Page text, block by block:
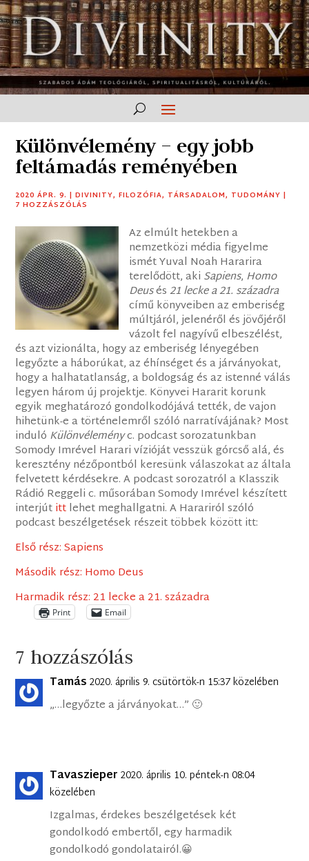
Különvélemény – egy jobb
feltámadás reményében
2020 ÁPR. 9. |DIVINITY,FILOZÓFIA, TÁRSADALOM, TUDOMÁNY |
7 HOZZÁSZÓLÁS
Az elmúlt hetekben a
nemzetközi média figyelme
ismét Yuval Noah Hararira
terelődött, aki Sapiens, Homo
Deusés21 lecke a 21. századra
című könyveiben az emberiség
múltjáról, jelenéről és jövőjéről
vázolt fel nagyívű elbeszélést,
és azt vizionálta, hogy az emberiség lényegében
legyőzte a háborúkat, az éhínséget és a járványokat,
hogy a halhatatlanság, a boldogság és az istenné válás
legyen három új projektje. Könyvei Hararit korunk
egyik meghatározó gondolkodójává tették, de vajon
hihetünk-e a történelemről szóló narratívájának? Most
induló Különvéleményc. podcast sorozatunkban
Somody Imrével Harari vízióját vesszük górcső alá, és
keresztény nézőpontból keresünk válaszokat az általa
felvetett kérdésekre. A podcast sorozatról a Klasszik
Rádió Reggeli c. műsorában Somody Imrével készített
interjútittlehet meghallgatni. A Harariról szóló
podcast beszélgetések részeit többek között itt:
Első rész: Sapiens
Második rész: Homo Deus
Harmadik rész: 21 lecke a 21. századra
Print Email
7 hozzászólás
Tamás 2020. április 9. csütörtök-n 15:37 közelében
„…legyőzte a járványokat…” 🙂
Tavaszieper 2020. április 10. péntek-n 08:04
közelében
Izgalmas, érdekes beszélgetések két
gondolkodó embertől, egy harmadik
gondolkodó gondolatairól.😀